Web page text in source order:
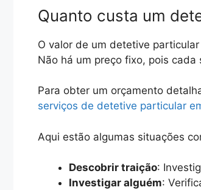
Quanto custa um
O valor de um detetive
Não há um preço fixo, pois
Para obter um orçamento
serviços de detetive particular
Aqui estão algumas situações
Descobrir traição:
Investigar alguém: